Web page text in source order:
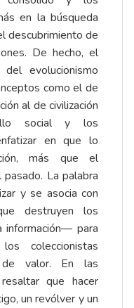
en la búsqueda
descubrimiento de
De hecho, el
evolucionismo
como el de
al de civilización
social y los
en que lo
más que el
La palabra
y se asocia con
destruyen los
para
coleccionistas
de valor. En las
que hacer
un revólver y un